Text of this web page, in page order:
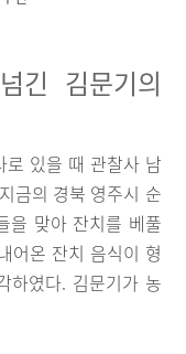
긴 김문기의
있을 때 관찰사 남
금의 경북 영주시 순
을 맞아 잔치를 베풀
어온 잔치 음식이 형
하였다. 김문기가 농